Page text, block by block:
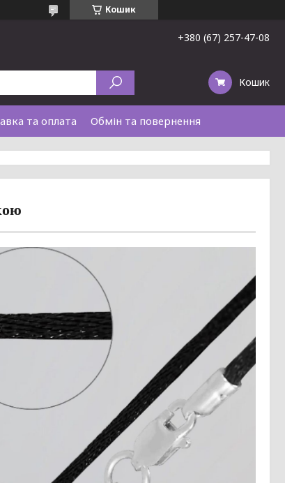
Кошик
+380 (67) 257-47-08
Кошик
та оплата Обмін та повернення